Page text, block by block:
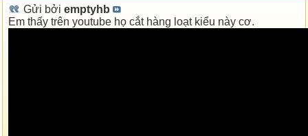
Gửi bởi emptyhb
Em thấy trên youtube họ cắt hàng loạt kiểu này cơ.